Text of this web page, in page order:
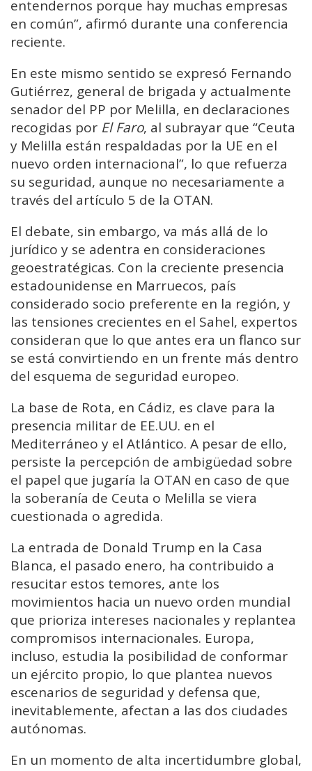
entendernos porque hay muchas empresas
en común”, afirmó durante una conferencia
reciente.
En este mismo sentido se expresó Fernando
Gutiérrez, general de brigada y actualmente
senador del PP por Melilla, en declaraciones
recogidas por El Faro, al subrayar que “Ceuta
y Melilla están respaldadas por la UE en el
nuevo orden internacional”, lo que refuerza
su seguridad, aunque no necesariamente a
través del artículo 5 de la OTAN.
El debate, sin embargo, va más allá de lo
jurídico y se adentra en consideraciones
geoestratégicas. Con la creciente presencia
estadounidense en Marruecos, país
considerado socio preferente en la región, y
las tensiones crecientes en el Sahel, expertos
consideran que lo que antes era un flanco sur
se está convirtiendo en un frente más dentro
del esquema de seguridad europeo.
La base de Rota, en Cádiz, es clave para la
presencia militar de EE.UU. en el
Mediterráneo y el Atlántico. A pesar de ello,
persiste la percepción de ambigüedad sobre
el papel que jugaría la OTAN en caso de que
la soberanía de Ceuta o Melilla se viera
cuestionada o agredida.
La entrada de Donald Trump en la Casa
Blanca, el pasado enero, ha contribuido a
resucitar estos temores, ante los
movimientos hacia un nuevo orden mundial
que prioriza intereses nacionales y replantea
compromisos internacionales. Europa,
incluso, estudia la posibilidad de conformar
un ejército propio, lo que plantea nuevos
escenarios de seguridad y defensa que,
inevitablemente, afectan a las dos ciudades
autónomas.
En un momento de alta incertidumbre global,